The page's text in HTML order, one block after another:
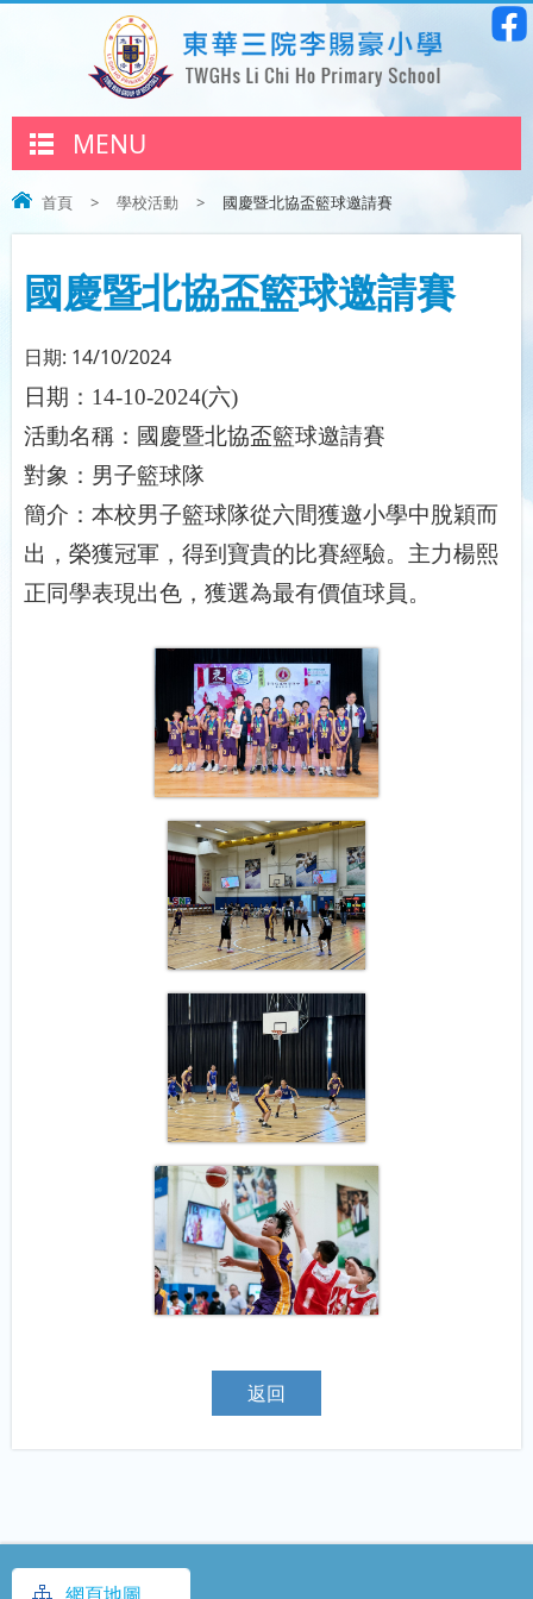
MENU
首頁 > 學校活動 > 國慶暨北協盃籃球邀請賽
國慶暨北協盃籃球邀請賽
日期: 14/10/2024
日期： 14-10-2024(六)
活動名稱：國慶暨北協盃籃球邀請賽
對象： 男子籃球隊
簡介： 本校男子籃球隊從六間獲邀小學中脫穎而
出，榮獲冠軍，得到寶貴的比賽經驗。主力楊熙
正同學表現出色，獲選為最有價值球員。
返回